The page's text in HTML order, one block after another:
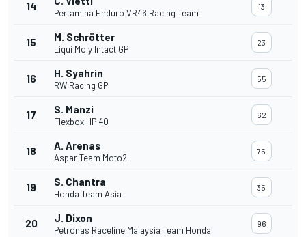
14
Pertamina Enduro VR46 Racing Team
13
15 M. Schrötter
Liqui Moly Intact GP
23
16 H. Syahrin
RW Racing GP
55
17 S. Manzi
Flexbox HP 40
62
18 A. Arenas
Aspar Team Moto2
75
19 S. Chantra
Honda Team Asia
35
20 J. Dixon
Petronas Raceline Malaysia Team Honda
96